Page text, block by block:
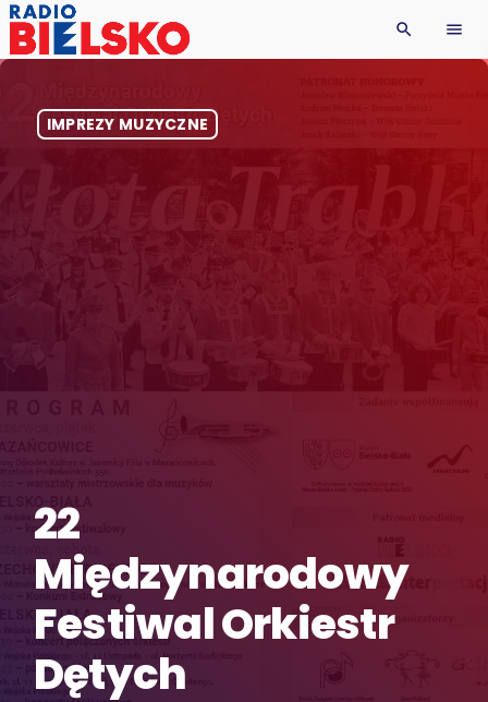
search menu
IMPREZY MUZYCZNE
22
Międzynarodowy
Festiwal Orkiestr
Dętych